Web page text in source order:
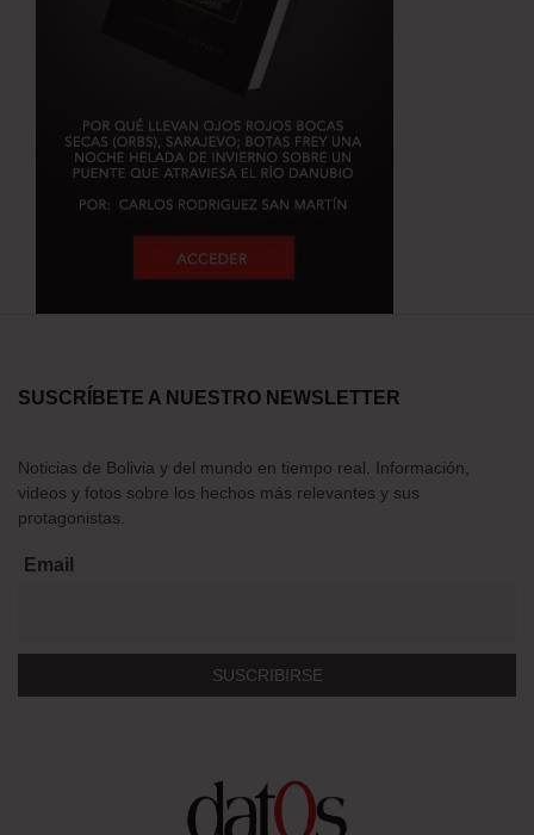
SUSCRÍBETE A NUESTRO NEWSLETTER
Noticias de Bolivia y del mundo en tiempo real. Información,
videos y fotos sobre los hechos más relevantes y sus
protagonistas.
Email